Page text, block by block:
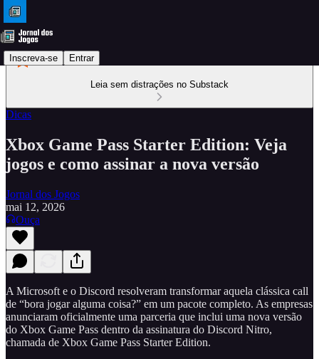
Inscreva-se Entrar
Leia sem distrações no Substack
Dicas
Xbox Game Pass Starter Edition: Veja
jogos e como assinar a nova versão
Jornal dos Jogos
mai 12, 2026
Ouça
A Microsoft e o Discord resolveram transformar aquela clássica call
de “bora jogar alguma coisa?” em um pacote completo. As empresas
anunciaram oficialmente uma parceria que inclui uma nova versão
do Xbox Game Pass dentro da assinatura do Discord Nitro,
chamada de Xbox Game Pass Starter Edition.